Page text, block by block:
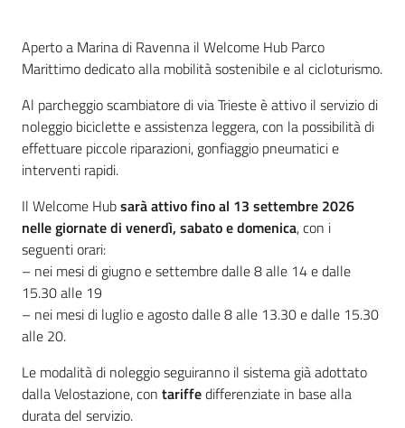
su
Introduzione
Aperto a Marina di Ravenna il Welcome Hub Parco
Marittimo dedicato alla mobilità sostenibile e al cicloturismo.
Al parcheggio scambiatore di via Trieste è attivo il servizio di
noleggio biciclette e assistenza leggera, con la possibilità di
effettuare piccole riparazioni, gonfiaggio pneumatici e
interventi rapidi.
Il Welcome Hubsarà attivo fino al 13 settembre 2026
nelle giornate di venerdì, sabato e domenica, con i
seguenti orari:
– nei mesi di giugno e settembre dalle 8 alle 14 e dalle
15.30 alle 19
– nei mesi di luglio e agosto dalle 8 alle 13.30 e dalle 15.30
alle 20.
Le modalità di noleggio seguiranno il sistema già adottato
dalla Velostazione, con tariffedifferenziate in base alla
durata del servizio.